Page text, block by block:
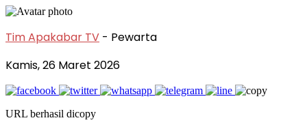
Tim Apakabar TV - Pewarta
Kamis, 26 Maret 2026
URL berhasil dicopy